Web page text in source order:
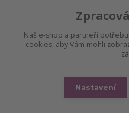
info@andyna.cz
Náš e-shop a partneři
cookies, aby Vám mohli
Nastavení